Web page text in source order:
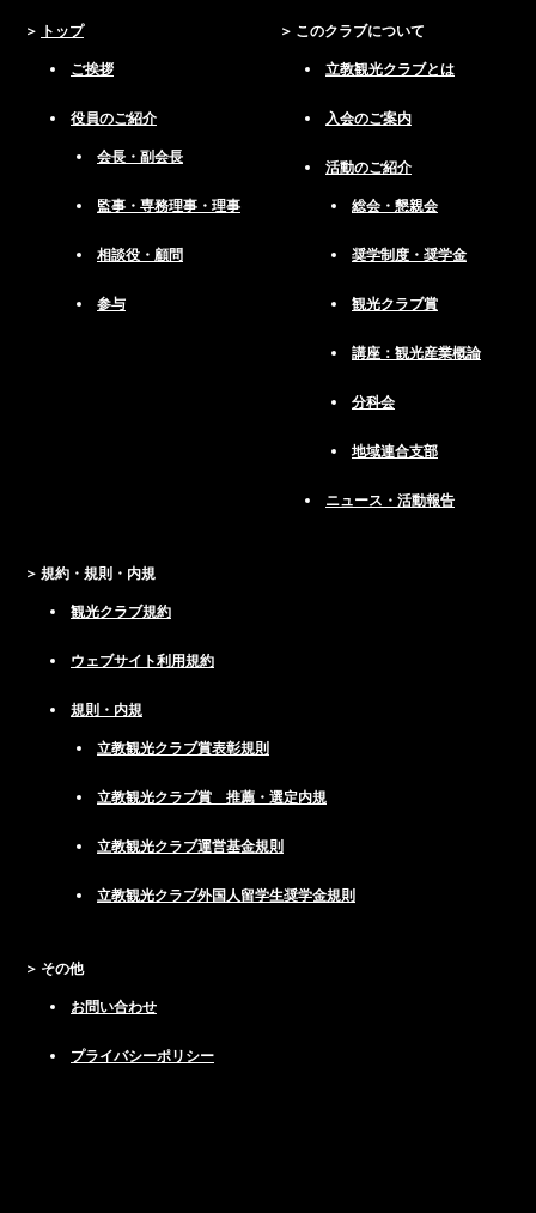
トップ
ご挨拶
役員のご紹介
会長・副会長
監事・専務理事・理事
相談役・顧問
参与
このクラブについて
立教観光クラブとは
入会のご案内
活動のご紹介
総会・懇親会
奨学制度・奨学金
観光クラブ賞
講座：観光産業概論
分科会
地域連合支部
ニュース・活動報告
規約・規則・内規
観光クラブ規約
ウェブサイト利用規約
規則・内規
立教観光クラブ賞表彰規則
立教観光クラブ賞 推薦・選定内規
立教観光クラブ運営基金規則
立教観光クラブ外国人留学生奨学金規則
その他
お問い合わせ
プライバシーポリシー